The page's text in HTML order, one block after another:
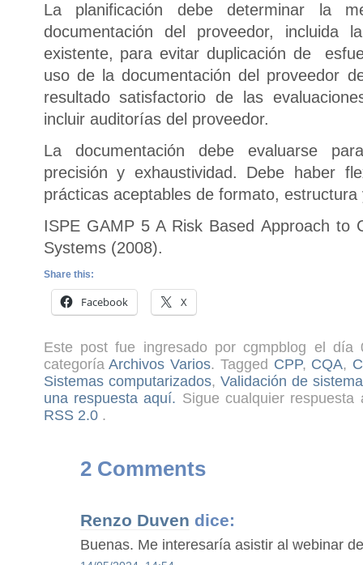
La planificación debe determinar la
documentación del proveedor, incluida
existente, para evitar duplicación de
uso de la documentación del proveedor
resultado satisfactorio de las
incluir auditorías del proveedor.
La documentación debe evaluarse
precisión y exhaustividad. Debe haber
prácticas aceptables de formato, estructura
ISPE GAMP 5 A Risk Based Approach to
Systems (2008).
Share this:
Facebook X
Este post fue ingresado por cgmpblog el
categoríaArchivos Varios. Tagged CPP, CQA,
Sistemas computarizados, Validación de
una respuesta aquí. Sigue cualquier
RSS 2.0.
2 Comments
Renzo Duven dice:
Buenas. Me interesaría asistir al webinar